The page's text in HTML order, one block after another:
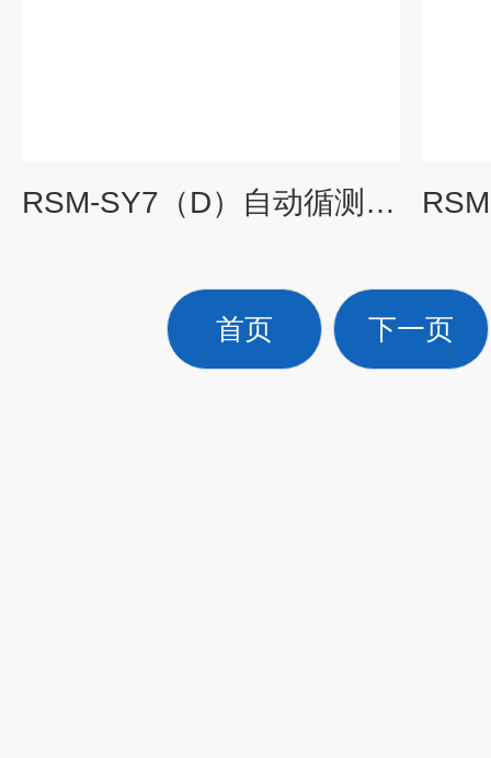
RSM-SY7（D）自动循测仪-基桩检测
首页 下一页